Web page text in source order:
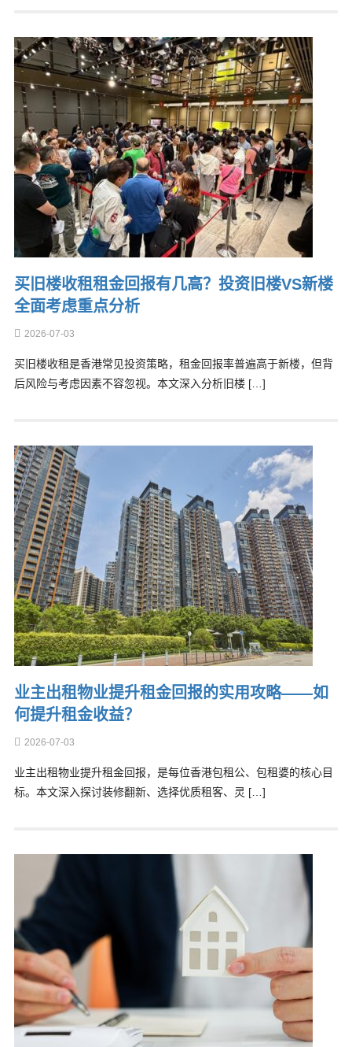
买旧楼收租租金回报有几高？投资旧楼VS新楼
全面考虑重点分析
2026-07-03
买旧楼收租是香港常见投资策略，租金回报率普遍高于新楼，但背
后风险与考虑因素不容忽视。本文深入分析旧楼 […]
业主出租物业提升租金回报的实用攻略——如
何提升租金收益？
2026-07-03
业主出租物业提升租金回报，是每位香港包租公、包租婆的核心目
标。本文深入探讨装修翻新、选择优质租客、灵 […]